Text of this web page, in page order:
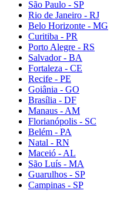
São Paulo - SP
Rio de Janeiro - RJ
Belo Horizonte - MG
Curitiba - PR
Porto Alegre - RS
Salvador - BA
Fortaleza - CE
Recife - PE
Goiânia - GO
Brasília - DF
Manaus - AM
Florianópolis - SC
Belém - PA
Natal - RN
Maceió - AL
São Luís - MA
Guarulhos - SP
Campinas - SP